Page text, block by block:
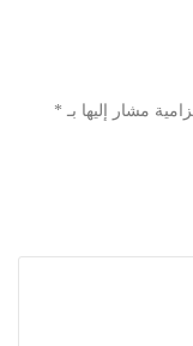
مشار إليها بـ *